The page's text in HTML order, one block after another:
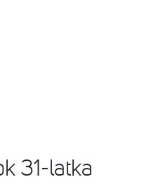
31-latka